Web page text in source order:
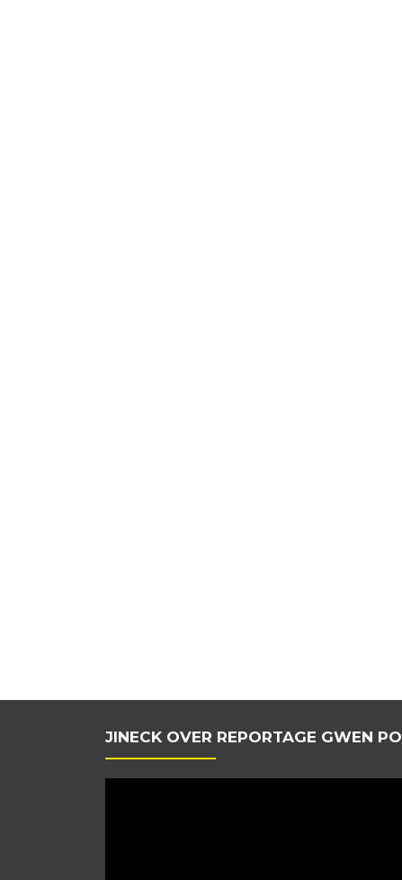
JINECK OVER REPORTAGE GWEN